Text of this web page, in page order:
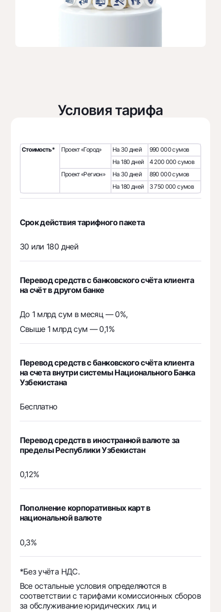
Условия тарифа
Стоимость* Проект «Город» На 30 дней
990 000 сумов
На 180 дней
4 200 000 сумов
Проект «Регион»
На 30 дней
890 000 сумов
На 180 дней
3 750 000 сумов
Срок действия тарифного пакета
30 или 180 дней
Перевод средств с банковского счёта клиента
на счёт в другом банке
До 1 млрд сум в месяц — 0%,
Свыше 1 млрд сум — 0,1%
Перевод средств с банковского счёта клиента
на счета внутри системы Национального Банка
Узбекистана
Бесплатно
Перевод средств в иностранной валюте за
пределы Республики Узбекистан
0,12%
Пополнение корпоративных карт в
национальной валюте
0,3%
*Без учёта НДС.
Все остальные условия определяются в
соответствии с тарифами комиссионных сборов
за обслуживание юридических лиц и